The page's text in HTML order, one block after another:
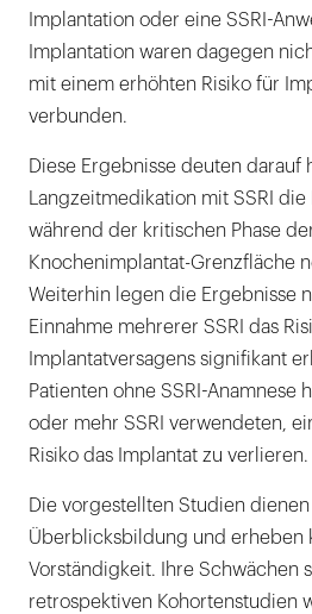
Implantation oder eine SSRI-
Implantation waren dagegen
mit einem erhöhten Risiko für
verbunden.
Diese Ergebnisse deuten darauf
Langzeitmedikation mit SSRI
während der kritischen Phase
Knochenimplantat-Grenzfläche
Weiterhin legen die Ergebnisse
Einnahme mehrerer SSRI das
Implantatversagens signifikant
Patienten ohne SSRI-Anamnese
oder mehr SSRI verwendeten,
Risiko das Implantat zu verlieren.
Die vorgestellten Studien
Überblicksbildung und erheben
Vorständigkeit. Ihre Schwächen
retrospektiven Kohortenstudien